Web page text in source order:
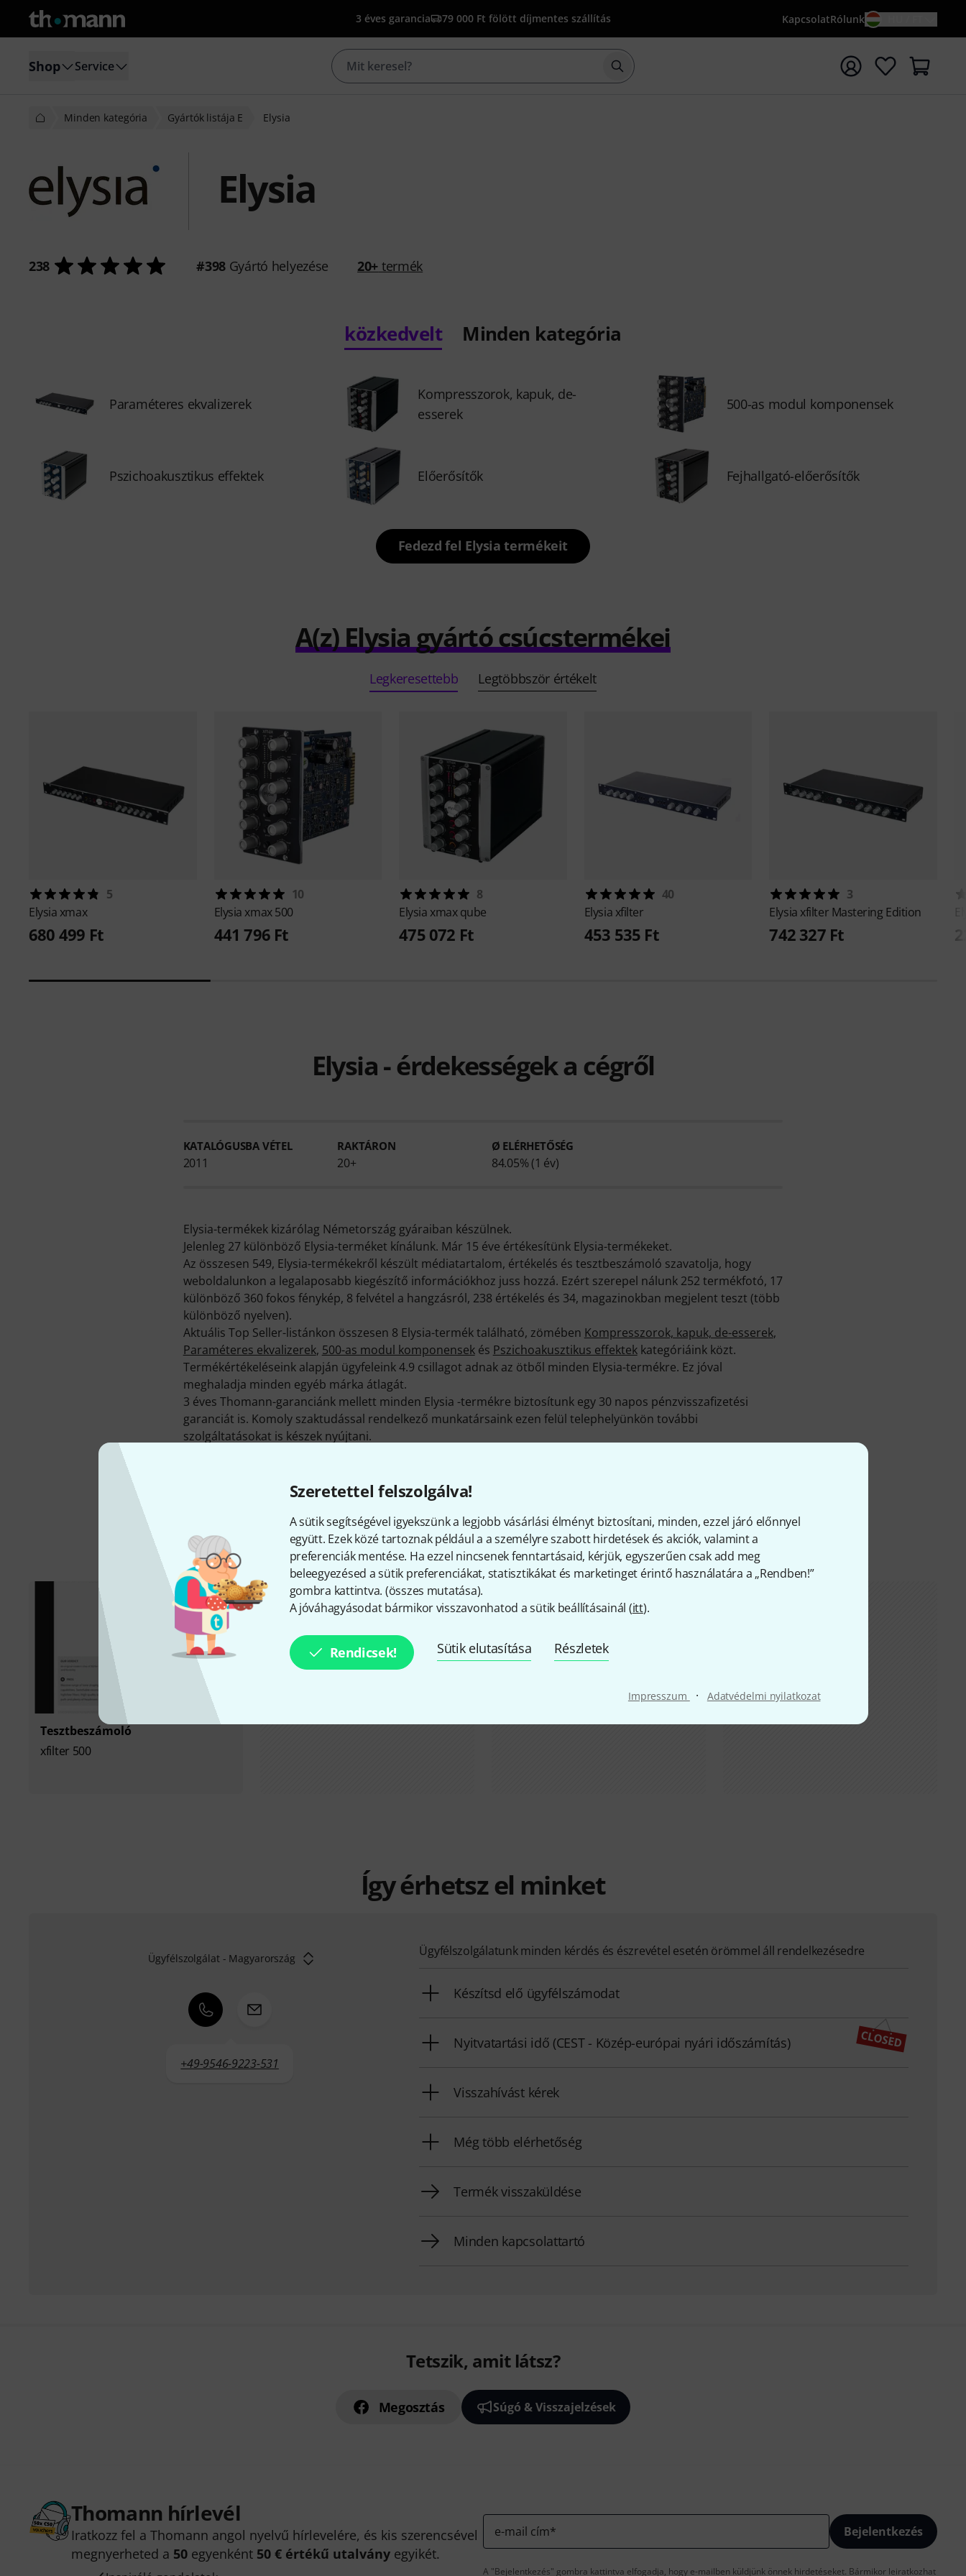
Szeretettel felszolgálva!
A sütik segítségével igyekszünk a legjobb vásárlási élményt biztosítani, minden, ezzel járó előnnyel
együtt. Ezek közé tartoznak például a a személyre szabott hirdetések és akciók, valamint a
preferenciák mentése. Ha ezzel nincsenek fenntartásaid, kérjük, egyszerűen csak add meg
beleegyezésed a sütik preferenciákat, statisztikákat és marketinget érintő használatára a „Rendben!”
gombra kattintva. (összes mutatása).
A jóváhagyásodat bármikor visszavonhatod a sütik beállításainál (itt).
Rendicsek! Sütik elutasítása Részletek
Impresszum · Adatvédelmi nyilatkozat
3 éves garancia 79 000 Ft fölött díjmentes szállítás KapcsolatRólunk
Shop Service Keresés indítása {searchTerm} keresőszóval
Minden kategória Gyártók listája E Elysia
Elysia
238 #398Gyártó helyezése 20+ termék
közkedvelt Minden kategória
Paraméteres ekvalizerek
Kompresszorok, kapuk, de-
esserek
500-as modul komponensek
Pszichoakusztikus effektek Előerősítők Fejhallgató-előerősítők
Fedezd fel Elysia termékeit
A(z) Elysia gyártó csúcstermékei
Legkeresettebb Legtöbbször értékelt
5
Elysiaxmax
680 499 Ft
10
Elysiaxmax 500
441 796 Ft
8
Elysiaxmax qube
475 072 Ft
40
Elysiaxfilter
453 535 Ft
3
Elysiaxfilter Mastering Edition
742 327 Ft
Elysia - érdekességek a cégről
KATALÓGUSBA VÉTEL
2011
RAKTÁRON
20+
Ø ELÉRHETŐSÉG
84.05% (1 év)
Elysia-termékek kizárólag Németország gyáraiban készülnek.
Jelenleg 27 különböző Elysia-terméket kínálunk. Már 15 éve értékesítünk Elysia-termékeket.
Az összesen 549, Elysia-termékekről készült médiatartalom, értékelés és tesztbeszámoló szavatolja, hogy
weboldalunkon a legalaposabb kiegészítő információkhoz juss hozzá. Ezért szerepel nálunk 252 termékfotó, 17
különböző 360 fokos fénykép, 8 felvétel a hangzásról, 238 értékelés és 34, magazinokban megjelent teszt (több
különböző nyelven).
Aktuális Top Seller-listánkon összesen 8 Elysia-termék található, zömében Kompresszorok, kapuk, de-esserek,
Paraméteres ekvalizerek, 500-as modul komponensekés Pszichoakusztikus effektekkategóriáink közt.
Termékértékeléseink alapján ügyfeleink 4.9 csillagot adnak az ötből minden Elysia-termékre. Ez jóval
meghaladja minden egyéb márka átlagát.
3 éves Thomann-garanciánk mellett minden Elysia -termékre biztosítunk egy 30 napos pénzvisszafizetési
garanciát is. Komoly szaktudással rendelkező munkatársaink ezen felül telephelyünkön további
szolgáltatásokat is készek nyújtani.
Még több Elysia
Tesztbeszámoló
xfilter 500
Így érhetsz el minket
Ügyfélszolgálat - Magyarország
+49-9546-9223-531
Ügyfélszolgálatunk minden kérdés és észrevétel esetén örömmel áll rendelkezésedre
Készítsd elő ügyfélszámodat
Nyitvatartási idő (CEST - Közép-európai nyári időszámítás)
Visszahívást kérek
Még több elérhetőség
Termék visszaküldése
Minden kapcsolattartó
Tetszik, amit látsz?
Megosztás Súgó & Visszajelzések
Thomann hírlevél
Iratkozz fel a Thomann angol nyelvű hírlevelére, és kis szerencsével
megnyerheted a 50 egyenként 50 € értékű utalvány egyikét.
e-mail cím* Bejelentkezés
A "Bejelentkezés" gombra kattintva elfogadja, hogy e-mailben küldjünk önnek hirdetéseket. Bármikor leiratkozhat